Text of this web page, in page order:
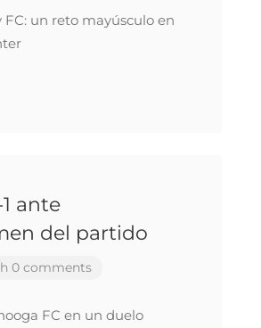
un reto mayúsculo en
ante
del partido
0 comments
FC en un duelo